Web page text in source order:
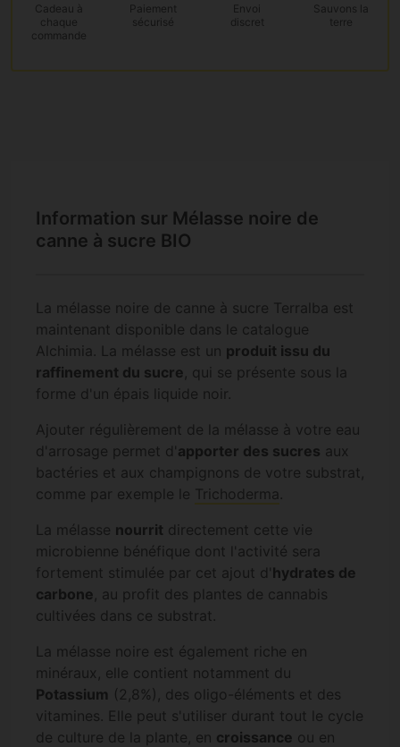
Cadeau à
chaque
commande
Paiement
sécurisé
Envoi
discret
Sauvons la
terre
Information sur Mélasse noire de
canne à sucre BIO
La mélasse noire de canne à sucre Terralba est
maintenant disponible dans le catalogue
Alchimia. La mélasse est un produit issu du
raffinement du sucre , qui se présente sous la
forme d'un épais liquide noir.
Ajouter régulièrement de la mélasse à votre eau
d'arrosage permet d' apporter des sucres aux
bactéries et aux champignons de votre substrat,
comme par exemple le Trichoderma
La mélasse nourrit directement cette vie
microbienne bénéfique dont l'activité sera
fortement stimulée par cet ajout d' hydrates de
carbone , au profit des plantes de cannabis
cultivées dans ce substrat.
La mélasse noire est également riche en
minéraux, elle contient notamment du
Potassium (2,8%), des oligo-éléments et des
vitamines. Elle peut s'utiliser durant tout le cycle
de culture de la plante, en croissance ou en